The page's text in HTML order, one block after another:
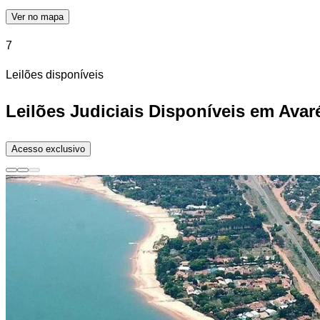
Ver no mapa
7
Leilões disponíveis
Leilões Judiciais Disponíveis em
Acesso exclusivo